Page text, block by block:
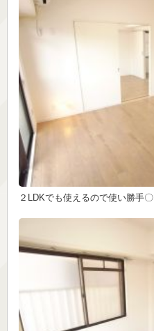
２LDKでも使えるので使い勝手〇